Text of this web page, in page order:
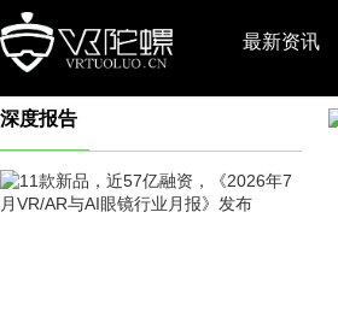
最新资讯
深度报告